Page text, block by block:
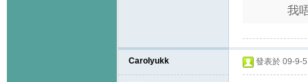
我
Carolyukk 發表於 09-9-